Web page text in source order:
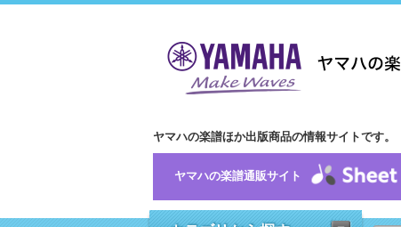
ヤマハの楽譜ほか出版商品の情報サイトです。
ヤマハの楽譜通販サイト